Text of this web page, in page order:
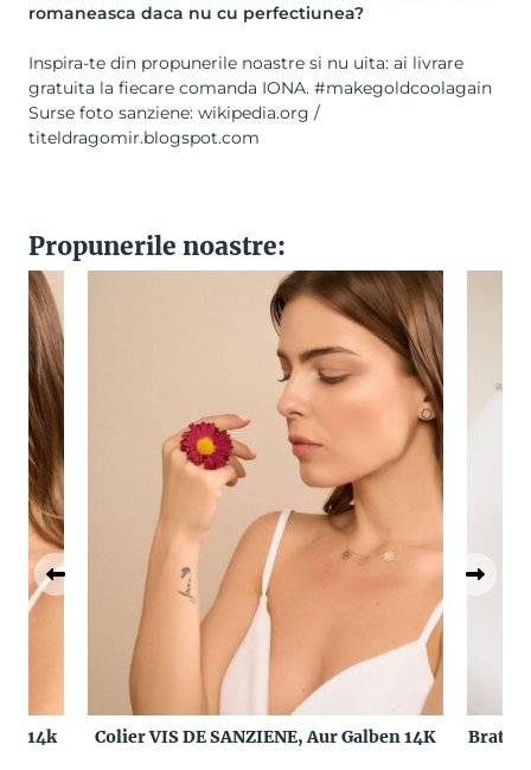
romaneasca daca nu cu perfectiunea?
Inspira-te din propunerile noastre si nu uita: ai livrare
gratuita la fiecare comanda IONA. #makegoldcoolagain
Surse foto sanziene: wikipedia.org /
titeldragomir.blogspot.com
Propunerile noastre:
14k Colier VIS DE SANZIENE, Aur Galben 14K